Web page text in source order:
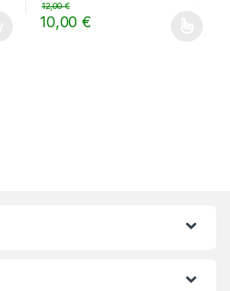
10,00€
12,00€
Questo prodotto ha più